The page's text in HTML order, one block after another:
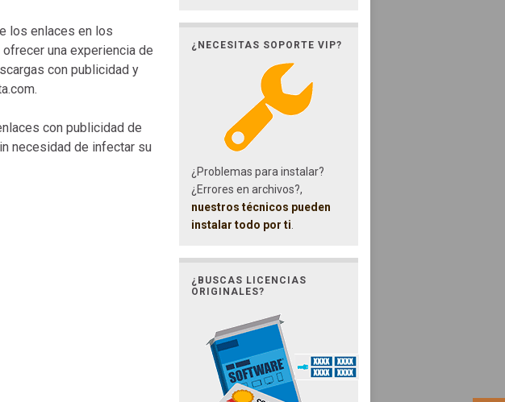
los enlaces en los
una experiencia de
con publicidad y
con publicidad de
necesidad de infectar su
¿NECESITAS SOPORTE VIP?
¿Problemas para instalar?
¿Errores en archivos?,
nuestros técnicos pueden
instalar todo por ti
¿BUSCAS LICENCIAS
ORIGINALES?